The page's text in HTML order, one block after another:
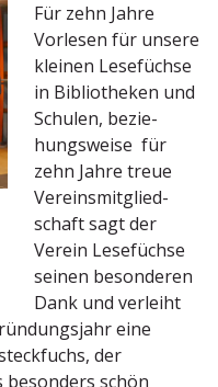
Für zehn Jahre
Vorlesen für unsere
kleinen Lesefüchse
in Biblio­theken und
Schulen, bezie­
hungs­weise für
zehn Jahre treue
Vereins­mit­glied­
schaft sagt der
Verein Lesefüchse
seinen beson­deren
Dank und verleiht
eine
der
besonders schön